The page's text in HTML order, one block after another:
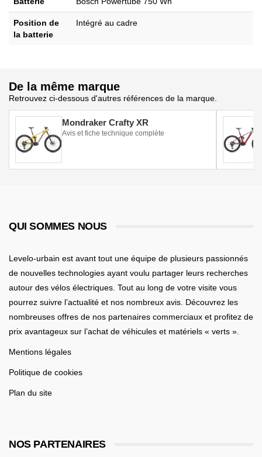
Position de
la batterie
Intégré au cadre
De la même marque
Retrouvez ci-dessous d'autres références de la marque.
Mondraker Crafty XR
Avis et fiche technique complète
QUI SOMMES NOUS
Levelo-urbain est avant tout une équipe de plusieurs passionnés
de nouvelles technologies ayant voulu partager leurs recherches
autour des vélos électriques. Tout au long de votre visite vous
pourrez suivre l’actualité et nos nombreux avis. Découvrez les
nombreuses offres de nos partenaires commerciaux et profitez de
prix avantageux sur l’achat de véhicules et matériels « verts ».
Mentions légales
Politique de cookies
Plan du site
NOS PARTENAIRES